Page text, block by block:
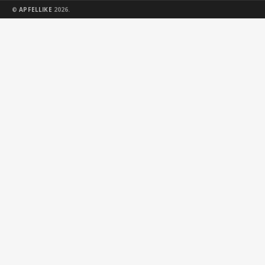
©APFELLIKE 2026.